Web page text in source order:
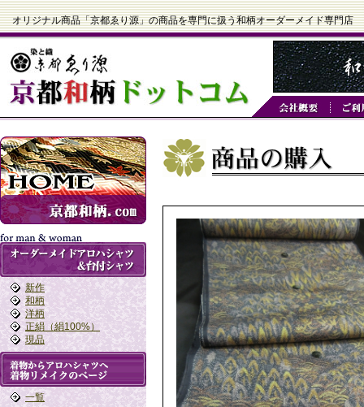
オリジナル商品「京都ゑり源」の商品を専門に扱う和柄オーダーメイド専門店
新作
和柄
洋柄
正絹（絹100%）
現品
一覧